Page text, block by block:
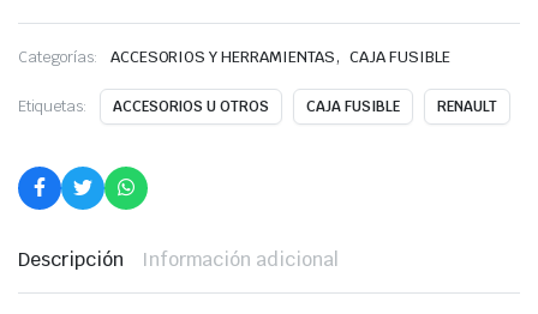
Categorías: ACCESORIOS Y HERRAMIENTAS, CAJA FUSIBLE
Etiquetas: ACCESORIOS U OTROS CAJA FUSIBLE RENAULT
Descripción Información adicional